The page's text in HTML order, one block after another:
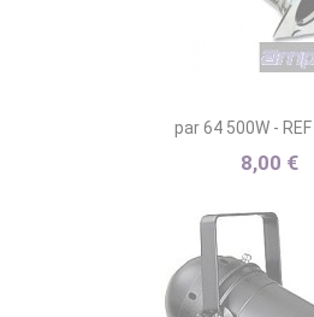
par 64 500W -
8,00 €